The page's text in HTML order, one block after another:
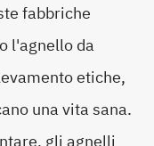
fabbriche
l'agnello da
etiche,
una vita sana.
gli agnelli